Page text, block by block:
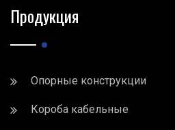
Продукция
Опорные конструкции
Короба кабельные